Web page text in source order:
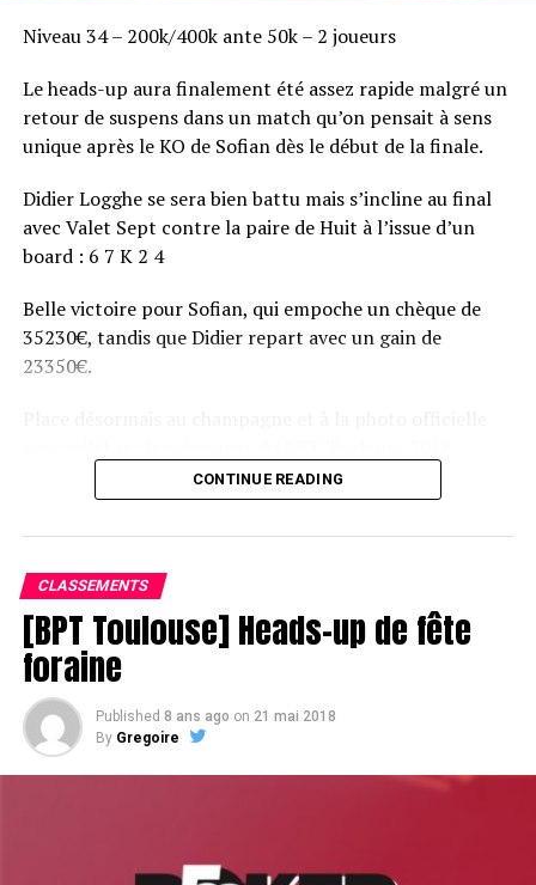
Niveau 34 – 200k/400k ante 50k – 2 joueurs
Le heads-up aura finalement été assez rapide malgré un
retour de suspens dans un match qu’on pensait à sens
unique après le KO de Sofian dès le début de la finale.
Didier Logghe se sera bien battu mais s’incline au final
avec Valet Sept contre la paire de Huit à l’issue d’un
board : 6 7 K 2 4
Belle victoire pour Sofian, qui empoche un chèque de
35230€, tandis que Didier repart avec un gain de
23350€.
CONTINUE READING
CLASSEMENTS
[BPT Toulouse] Heads-up de fête
foraine
Published 8 ans ago on 21 mai 2018
By Gregoire